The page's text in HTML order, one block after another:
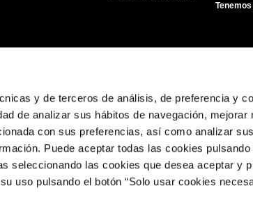
y de terceros de análisis, de preferencia y
de analizar sus hábitos de navegación, mejorar
con sus preferencias, así como analizar
Puede aceptar todas las cookies pulsando
seleccionando las cookies que desea aceptar y
uso pulsando el botón “Solo usar cookies